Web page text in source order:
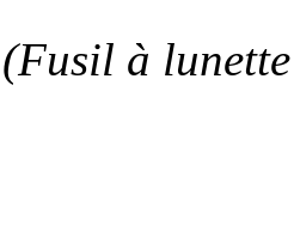
(Fusil à